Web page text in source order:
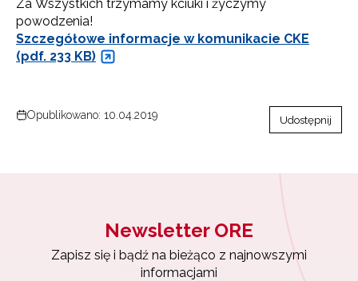
Za Wszystkich trzymamy kciuki i życzymy
powodzenia!
Szczegółowe informacje w komunikacie CKE
(pdf. 233 KB)
Opublikowano: 10.04.2019 Udostępnij
Newsletter ORE
Zapisz się i bądź na bieżąco z najnowszymi
informacjami